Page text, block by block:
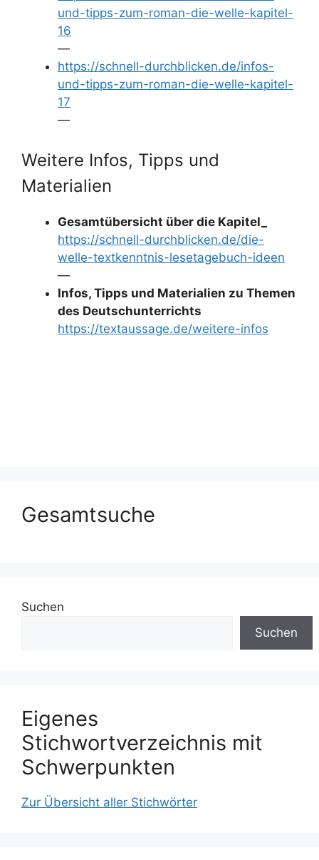
und-tipps-zum-roman-die-welle-kapitel-
16
—
https://schnell-durchblicken.de/infos-
und-tipps-zum-roman-die-welle-kapitel-
17
—
Weitere Infos, Tipps und
Materialien
Gesamtübersicht über die Kapitel_
https://schnell-durchblicken.de/die-
welle-textkenntnis-lesetagebuch-ideen
—
Infos, Tipps und Materialien zu Themen
des Deutschunterrichts
https://textaussage.de/weitere-infos
Gesamtsuche
Suchen
Suchen
Eigenes
Stichwortverzeichnis mit
Schwerpunkten
Zur Übersicht aller Stichwörter